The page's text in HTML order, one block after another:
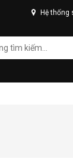
Hệ thống